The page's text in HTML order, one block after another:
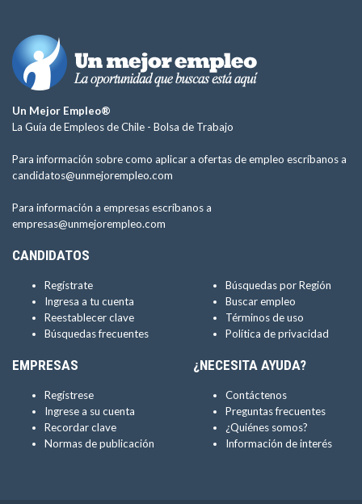
Un Mejor Empleo®
La Guía de Empleos de Chile - Bolsa de Trabajo
Para información sobre como aplicar a ofertas de empleo escríbanos a
candidatos@unmejorempleo.com
Para información a empresas escríbanos a
empresas@unmejorempleo.com
CANDIDATOS
Regístrate
Ingresa a tu cuenta
Reestablecer clave
Búsquedas frecuentes
Búsquedas por Región
Buscar empleo
Términos de uso
Política de privacidad
EMPRESAS
Regístrese
Ingrese a su cuenta
Recordar clave
Normas de publicación
¿NECESITA AYUDA?
Contáctenos
Preguntas frecuentes
¿Quiénes somos?
Información de interés